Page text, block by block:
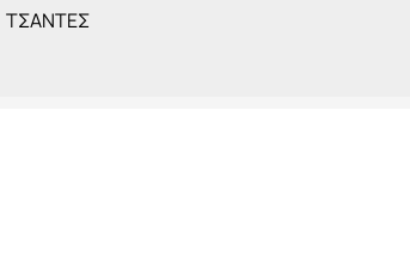
ΤΣΑΝΤΕΣ